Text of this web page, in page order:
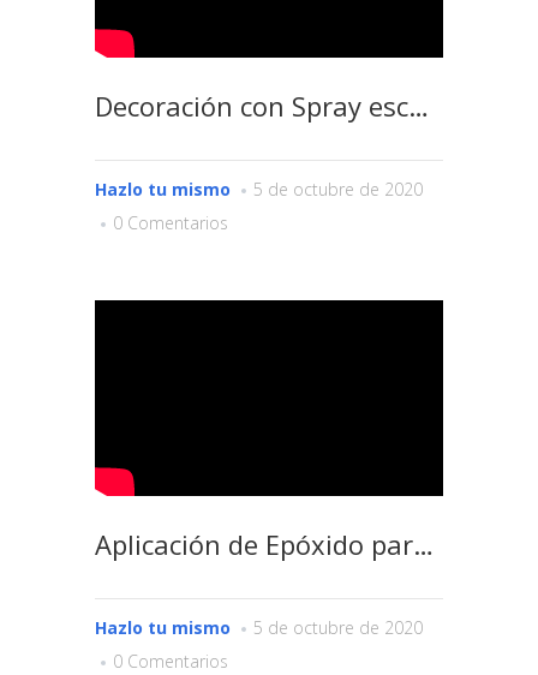
Decoración con Spray escarchado, Pinturas Americanas
Hazlo tu mismo
5 de octubre de 2020
0 Comentarios
Aplicación de Epóxido para piso. Pinturas Americanas
Hazlo tu mismo
5 de octubre de 2020
0 Comentarios